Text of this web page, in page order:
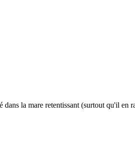
la mare retentissant (surtout qu'il en